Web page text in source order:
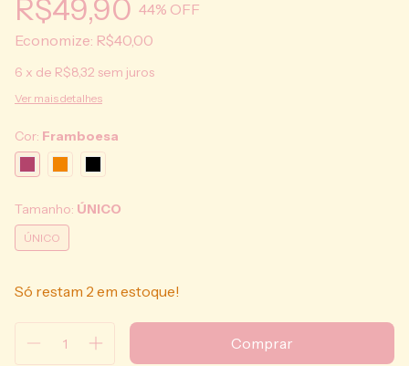
R$49,90 44% OFF
Economize: R$40,00
6 x de R$8,32 sem juros
Ver mais detalhes
Cor: Framboesa
Tamanho: ÚNICO
ÚNICO
Só restam 2 em estoque!